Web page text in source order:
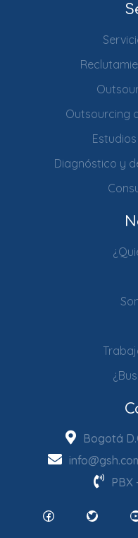
Outsourcing
Diagnóstico y
Bogotá
PBX
FacebookTwitter